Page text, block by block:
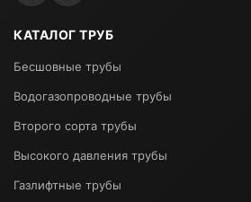
КАТАЛОГ ТРУБ
Бесшовные трубы
Водогазопроводные трубы
Второго сорта трубы
Высокого давления трубы
Газлифтные трубы